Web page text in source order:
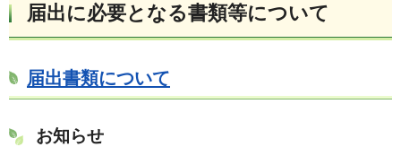
届出に必要となる書類等について
届出書類について
お知らせ